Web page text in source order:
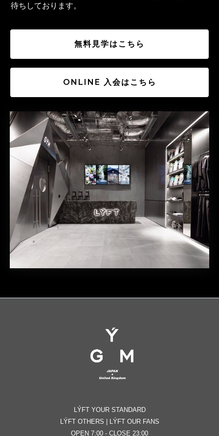
待ちしております。
無料見学はこちら
ONLINE 入会はこちら
LÝFT YOUR STANDARD
LÝFT OTHERS | LÝFT OUR FANS
OPEN 7:00 - CLOSE 23:00